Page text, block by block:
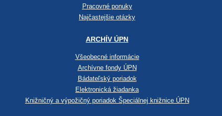
Pracovné ponuky
Najčastejšie otázky
ARCHÍV ÚPN
Všeobecné informácie
Archívne fondy ÚPN
Bádateľský poriadok
Elektronická žiadanka
Knižničný a výpožičný poriadok Špeciálnej knižnice ÚPN